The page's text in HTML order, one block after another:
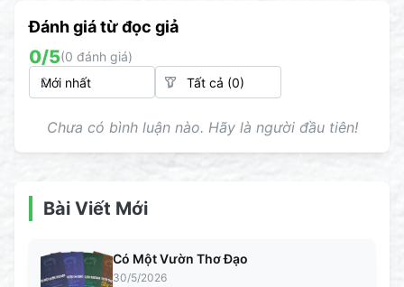
Đánh giá từ đọc giả
0/5(0 đánh giá)
Chưa có bình luận nào. Hãy là người đầu tiên!
Bài Viết Mới
Có Một Vườn Thơ Đạo
30/5/2026